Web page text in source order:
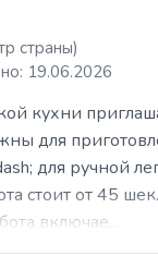
страны)
19.06.2026
кухни
для
для ручной
стоит от 45
включае...